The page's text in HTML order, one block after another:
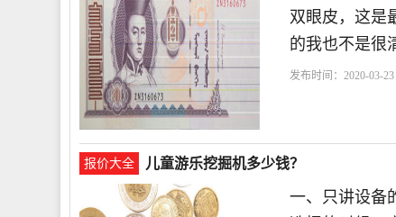
双眼皮，这是
的我也不是很
发布时间：2020-03-
报价大全 儿童游乐挖掘机多少钱？
一、只讲设备